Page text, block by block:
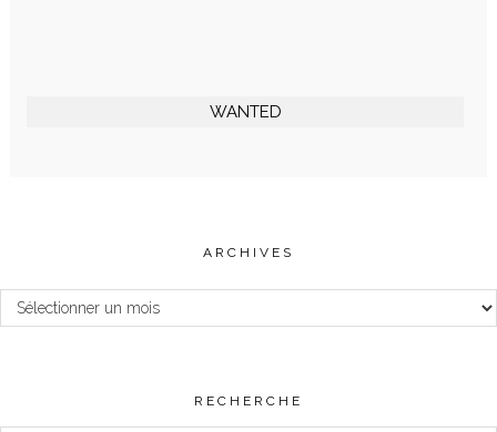
WANTED
ARCHIVES
Archives
RECHERCHE